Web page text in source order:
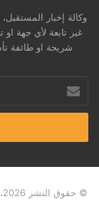
وكالة إخبار
غير تابعة لأي جهة
شريحة او طائفة
بريدك
الإلكتروني
© حقوق النشر 2026، جميع الحقوق محفوظة |